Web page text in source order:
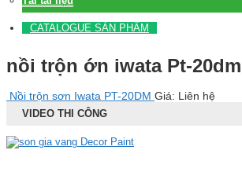
CATALOGUE SẢN PHẨM
nồi trộn ớn iwata Pt-20dm
Nồi trộn sơn Iwata PT-20DM Giá: Liên hệ
VIDEO THI CÔNG